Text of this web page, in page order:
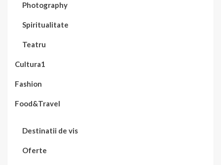
Photography
Spiritualitate
Teatru
Cultura1
Fashion
Food&Travel
Destinatii de vis
Oferte